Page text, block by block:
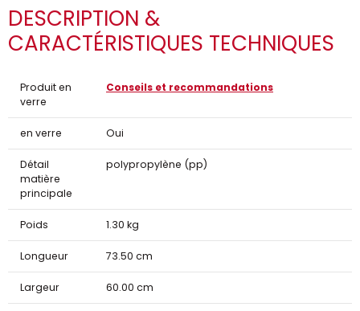
DESCRIPTION &
CARACTÉRISTIQUES TECHNIQUES
Produit en
verre
Conseils et recommandations
en verre Oui
Détail
matière
principale
polypropylène (pp)
Poids 1.30 kg
Longueur 73.50 cm
Largeur 60.00 cm